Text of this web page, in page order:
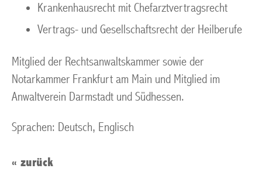
Krankenhausrecht mit Chefarztvertragsrecht
Vertrags- und Gesellschaftsrecht der Heilberufe
Mitglied der Rechtsanwaltskammer sowie der
Notarkammer Frankfurt am Main und Mitglied im
Anwaltverein Darmstadt und Südhessen.
Sprachen: Deutsch, Englisch
« zurück